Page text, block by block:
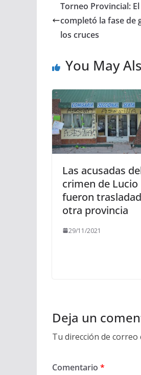
Torneo Provincial:
completó la fase de
los cruces
You May
Las acusadas
crimen de Lucio
fueron
otra provincia
29/11/2021
Deja un
Tu dirección de
Comentario *